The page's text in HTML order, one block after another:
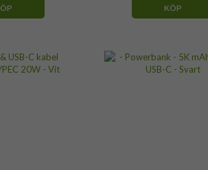
KÖP